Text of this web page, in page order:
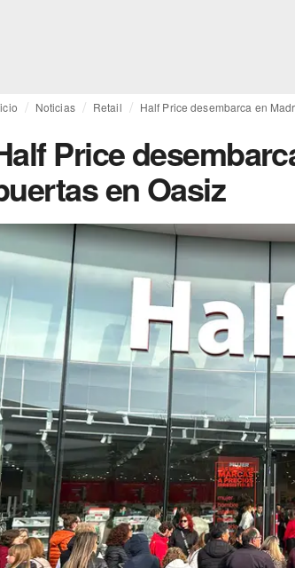
Noticias Retail Half Price desembarca en
Price
en Oasiz